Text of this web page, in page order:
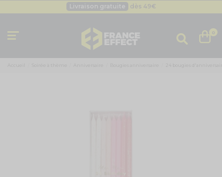
Livraison gratuite dès 49€
Livraison gratuite dès 49 0
Accueil Soirée à thème Anniversaire Bougies anniversaire 24 bougies